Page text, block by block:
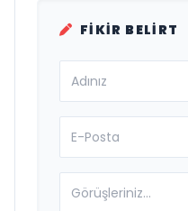
FIKIR BELIRT